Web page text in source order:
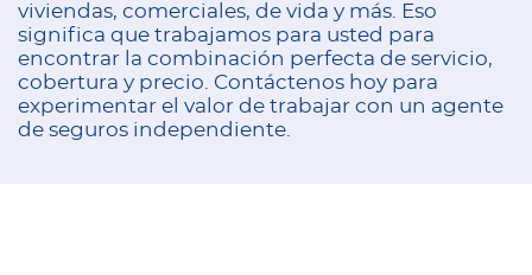
viviendas, comerciales, de vida y más. Eso
significa que trabajamos para usted para
encontrar la combinación perfecta de servicio,
cobertura y precio. Contáctenos hoy para
experimentar el valor de trabajar con un agente
de seguros independiente.